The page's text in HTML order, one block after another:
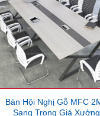
Bàn Hội Nghị Gỗ MFC
Sang Trọng Giá Xưởng